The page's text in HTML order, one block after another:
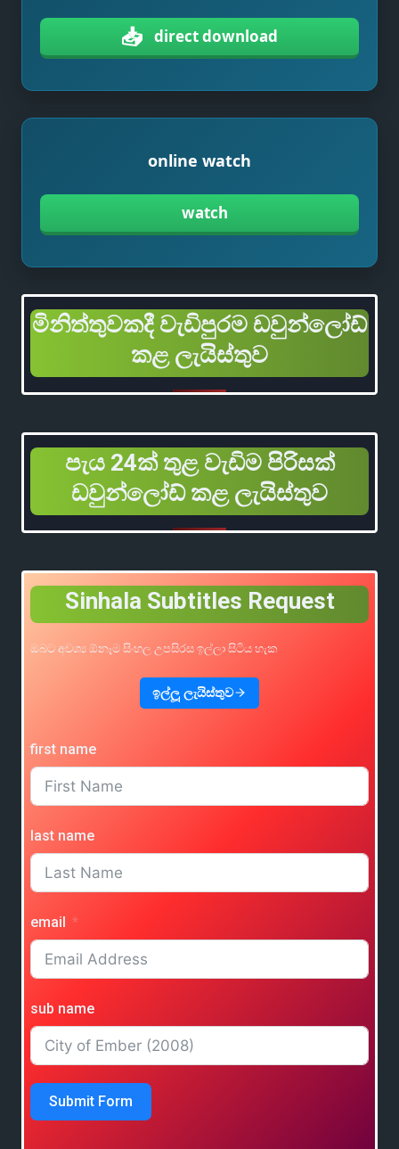
📥 direct download
online watch
watch
මිනිත්තුවකදී වැඩිපුරම ඩවුන්ලෝඩ්
කළ ලැයිස්තුව
පැය 24ක් තුළ වැඩිම පිරිසක්
ඩවුන්ලෝඩ් කළ ලැයිස්තුව
Sinhala Subtitles Request
ඔබට අවශ්‍ය ඕනෑම සිංහල උපසිරස ඉල්ලා සිටිය හැක
ඉල්ලූ ලැයිස්තුව
first name
last name
email
sub name
Submit Form